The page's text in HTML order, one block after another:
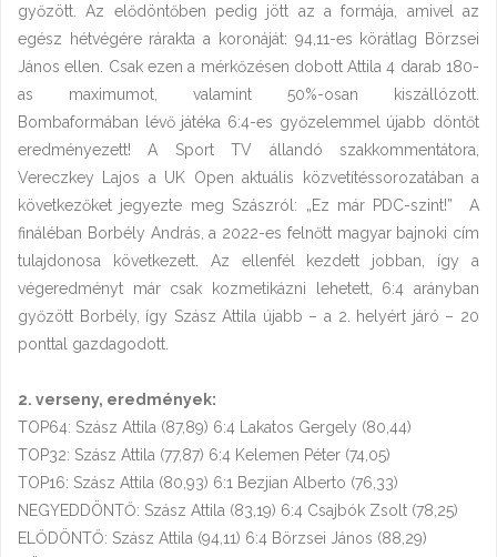
győzött. Az elődöntőben pedig jött az a formája, amivel az
egész hétvégére rárakta a koronáját: 94,11-es körátlag Börzsei
János ellen. Csak ezen a mérkőzésen dobott Attila 4 darab 180-
as maximumot, valamint 50%-osan kiszállózott.
Bombaformában lévő játéka 6:4-es győzelemmel újabb döntőt
eredményezett! A Sport TV állandó szakkommentátora,
Vereczkey Lajos a UK Open aktuális közvetítéssorozatában a
következőket jegyezte meg Szászról: „Ez már PDC-szint!” A
fináléban Borbély András, a 2022-es felnőtt magyar bajnoki cím
tulajdonosa következett. Az ellenfél kezdett jobban, így a
végeredményt már csak kozmetikázni lehetett, 6:4 arányban
győzött Borbély, így Szász Attila újabb – a 2. helyért járó – 20
ponttal gazdagodott.
2. verseny, eredmények:
TOP64: Szász Attila (87,89) 6:4 Lakatos Gergely (80,44)
TOP32: Szász Attila (77,87) 6:4 Kelemen Péter (74,05)
TOP16: Szász Attila (80,93) 6:1 Bezjian Alberto (76,33)
NEGYEDDÖNTŐ: Szász Attila (83,19) 6:4 Csajbók Zsolt (78,25)
ELŐDÖNTŐ: Szász Attila (94,11) 6:4 Börzsei János (88,29)